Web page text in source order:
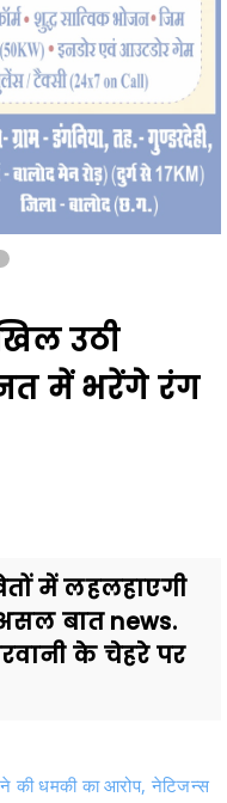
उठी
में भरेंगे रंग
में लहलहाएगी
बात news.
के चेहरे पर
की धमकी का आरोप, नेटिजन्स